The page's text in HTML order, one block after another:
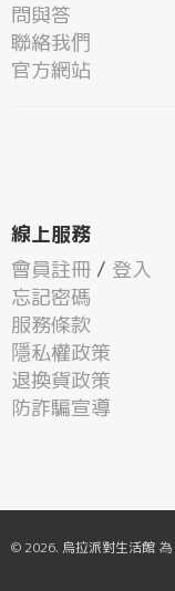
問與答
聯絡我們
官方網站
線上服務
會員註冊 / 登入
忘記密碼
服務條款
隱私權政策
退換貨政策
防詐騙宣導
© 2026. 烏拉派對生活館 為